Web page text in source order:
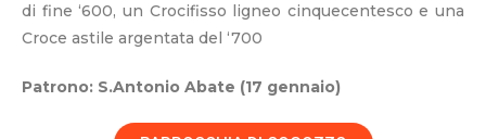
di fine ‘600, un Crocifisso ligneo cinquecentesco e una
Croce astile argentata del ‘700
Patrono: S.Antonio Abate (17 gennaio)